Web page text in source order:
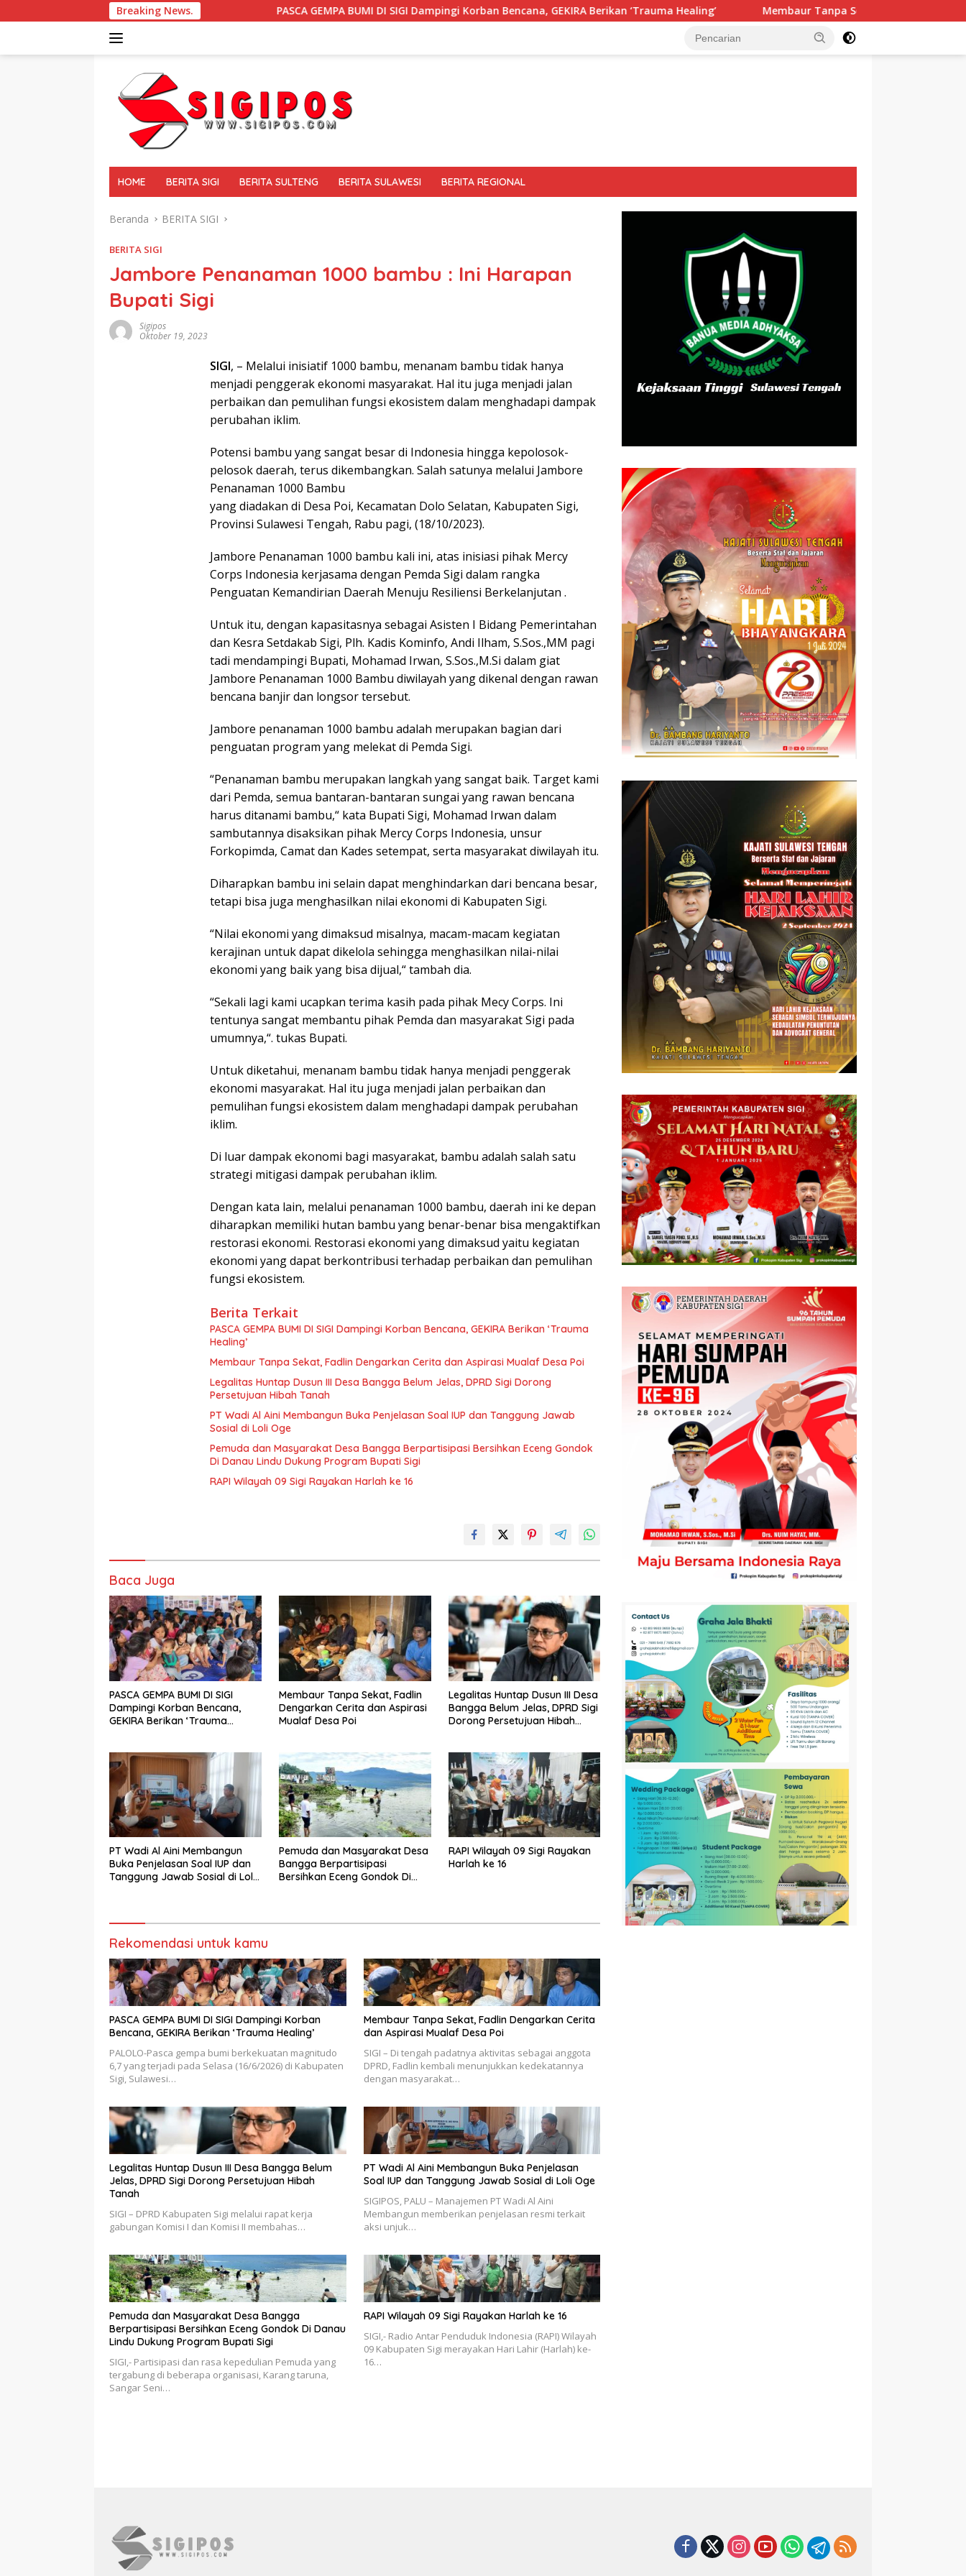
ke
Breaking News.PASCA GEMPA BUMI DI SIGI Dampingi Korban Bencana, GEKIRA Berikan ‘Trauma Healing’ Membaur Tanpa Sekat, Fadlin Dengarkan Cerita dan
HOME BERITA SIGI BERITA SULTENG BERITA SULAWESI BERITA REGIONAL
Beranda BERITA SIGI
BERITA SIGI
Jambore Penanaman 1000 bambu : Ini Harapan
Bupati Sigi
Sigipos
Oktober 19, 2023
SIGI, – Melalui inisiatif 1000 bambu, menanam bambu tidak hanya
menjadi penggerak ekonomi masyarakat. Hal itu juga menjadi jalan
perbaikan dan pemulihan fungsi ekosistem dalam menghadapi dampak
perubahan iklim.
Potensi bambu yang sangat besar di Indonesia hingga kepolosok-
pelosok daerah, terus dikembangkan. Salah satunya melalui Jambore
Penanaman 1000 Bambu
yang diadakan di Desa Poi, Kecamatan Dolo Selatan, Kabupaten Sigi,
Provinsi Sulawesi Tengah, Rabu pagi, (18/10/2023).
Jambore Penanaman 1000 bambu kali ini, atas inisiasi pihak Mercy
Corps Indonesia kerjasama dengan Pemda Sigi dalam rangka
Penguatan Kemandirian Daerah Menuju Resiliensi Berkelanjutan .
Untuk itu, dengan kapasitasnya sebagai Asisten I Bidang Pemerintahan
dan Kesra Setdakab Sigi, Plh. Kadis Kominfo, Andi Ilham, S.Sos.,MM pagi
tadi mendampingi Bupati, Mohamad Irwan, S.Sos.,M.Si dalam giat
Jambore Penanaman 1000 Bambu diwilayah yang dikenal dengan rawan
bencana banjir dan longsor tersebut.
Jambore penanaman 1000 bambu adalah merupakan bagian dari
penguatan program yang melekat di Pemda Sigi.
“Penanaman bambu merupakan langkah yang sangat baik. Target kami
dari Pemda, semua bantaran-bantaran sungai yang rawan bencana
harus ditanami bambu,“ kata Bupati Sigi, Mohamad Irwan dalam
sambutannya disaksikan pihak Mercy Corps Indonesia, unsur
Forkopimda, Camat dan Kades setempat, serta masyarakat diwilayah itu.
Diharapkan bambu ini selain dapat menghindarkan dari bencana besar,
tetapi bisa juga menghasilkan nilai ekonomi di Kabupaten Sigi.
“Nilai ekonomi yang dimaksud misalnya, macam-macam kegiatan
kerajinan untuk dapat dikelola sehingga menghasilkan nilai-nilai
ekonomi yang baik yang bisa dijual,“ tambah dia.
“Sekali lagi kami ucapkan terima kasih pada pihak Mecy Corps. Ini
tentunya sangat membantu pihak Pemda dan masyarakat Sigi pada
umumnya,“. tukas Bupati.
Untuk diketahui, menanam bambu tidak hanya menjadi penggerak
ekonomi masyarakat. Hal itu juga menjadi jalan perbaikan dan
pemulihan fungsi ekosistem dalam menghadapi dampak perubahan
iklim.
Di luar dampak ekonomi bagi masyarakat, bambu adalah salah satu
strategi mitigasi dampak perubahan iklim.
Dengan kata lain, melalui penanaman 1000 bambu, daerah ini ke depan
diharapkan memiliki hutan bambu yang benar-benar bisa mengaktifkan
restorasi ekonomi. Restorasi ekonomi yang dimaksud yaitu kegiatan
ekonomi yang dapat berkontribusi terhadap perbaikan dan pemulihan
fungsi ekosistem.
Berita Terkait
PASCA GEMPA BUMI DI SIGI Dampingi Korban Bencana, GEKIRA Berikan ‘Trauma
Healing’
Membaur Tanpa Sekat, Fadlin Dengarkan Cerita dan Aspirasi Mualaf Desa Poi
Legalitas Huntap Dusun III Desa Bangga Belum Jelas, DPRD Sigi Dorong
Persetujuan Hibah Tanah
PT Wadi Al Aini Membangun Buka Penjelasan Soal IUP dan Tanggung Jawab
Sosial di Loli Oge
Pemuda dan Masyarakat Desa Bangga Berpartisipasi Bersihkan Eceng Gondok
Di Danau Lindu Dukung Program Bupati Sigi
RAPI Wilayah 09 Sigi Rayakan Harlah ke 16
Baca Juga
PASCA GEMPA BUMI DI SIGI
Dampingi Korban Bencana,
GEKIRA Berikan ‘Trauma
Membaur Tanpa Sekat, Fadlin
Dengarkan Cerita dan Aspirasi
Mualaf Desa Poi
Legalitas Huntap Dusun III Desa
Bangga Belum Jelas, DPRD Sigi
Dorong Persetujuan Hibah
PT Wadi Al Aini Membangun
Buka Penjelasan Soal IUP dan
Tanggung Jawab Sosial di Loli
Pemuda dan Masyarakat Desa
Bangga Berpartisipasi
Bersihkan Eceng Gondok Di
RAPI Wilayah 09 Sigi Rayakan
Harlah ke 16
Rekomendasi untuk kamu
PASCA GEMPA BUMI DI SIGI Dampingi Korban
Bencana, GEKIRA Berikan ‘Trauma Healing’
PALOLO-Pasca gempa bumi berkekuatan magnitudo
6,7 yang terjadi pada Selasa (16/6/2026) di Kabupaten
Sigi, Sulawesi…
Membaur Tanpa Sekat, Fadlin Dengarkan Cerita
dan Aspirasi Mualaf Desa Poi
SIGI – Di tengah padatnya aktivitas sebagai anggota
DPRD, Fadlin kembali menunjukkan kedekatannya
dengan masyarakat…
Legalitas Huntap Dusun III Desa Bangga Belum
Jelas, DPRD Sigi Dorong Persetujuan Hibah
Tanah
SIGI – DPRD Kabupaten Sigi melalui rapat kerja
gabungan Komisi I dan Komisi II membahas…
PT Wadi Al Aini Membangun Buka Penjelasan
Soal IUP dan Tanggung Jawab Sosial di Loli Oge
SIGIPOS, PALU – Manajemen PT Wadi Al Aini
Membangun memberikan penjelasan resmi terkait
aksi unjuk…
Pemuda dan Masyarakat Desa Bangga
Berpartisipasi Bersihkan Eceng Gondok Di Danau
Lindu Dukung Program Bupati Sigi
SIGI,- Partisipasi dan rasa kepedulian Pemuda yang
tergabung di beberapa organisasi, Karang taruna,
Sangar Seni…
RAPI Wilayah 09 Sigi Rayakan Harlah ke 16
SIGI,- Radio Antar Penduduk Indonesia (RAPI) Wilayah
09 Kabupaten Sigi merayakan Hari Lahir (Harlah) ke-
16…